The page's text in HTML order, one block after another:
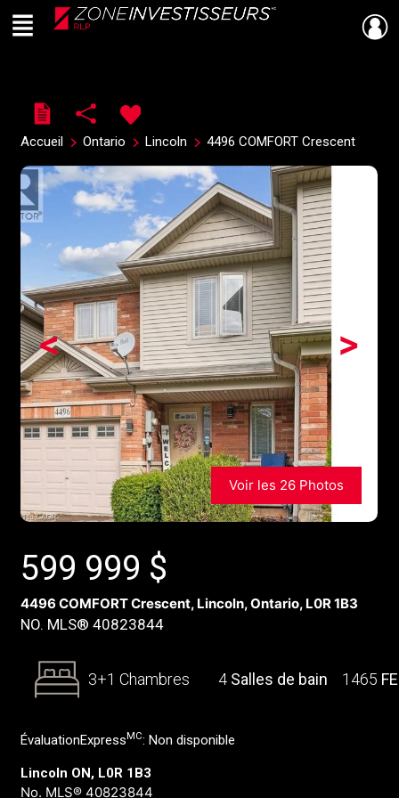
Live
En Direct
Menu
Accueil Ontario Lincoln 4496 COMFORT Crescent
>
<
Voir les 26 Photos
599 999 $
4496 COMFORT Crescent, Lincoln, Ontario, L0R 1B3
NO. MLS® 40823844
3+1 Chambres 4 Salles de bain 1465
ÉvaluationExpress MC: Non disponible
Lincoln ON, L0R 1B3
No. MLS® 40823844